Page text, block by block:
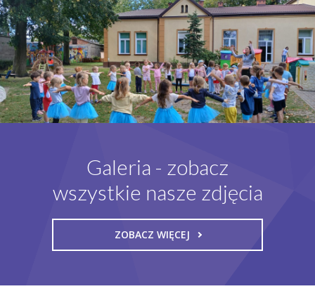
Galeria - zobacz
wszystkie nasze zdjęcia
ZOBACZ WIĘCEJ